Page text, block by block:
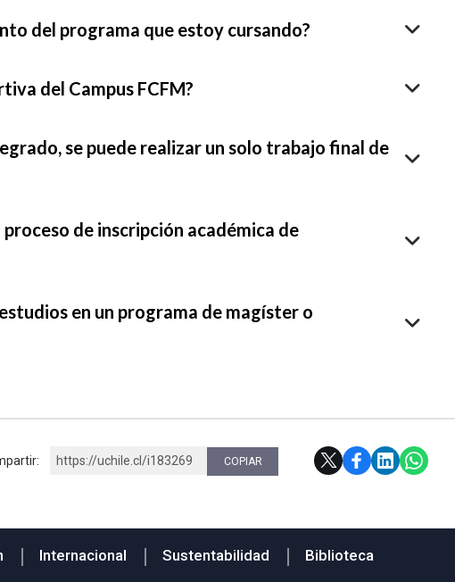
del programa que estoy cursando?
del Campus FCFM?
se puede realizar un solo trabajo final de
de inscripción académica de
en un programa de magíster o
https://uchile.cl/i183269 COPIAR
Internacional Sustentabilidad Biblioteca